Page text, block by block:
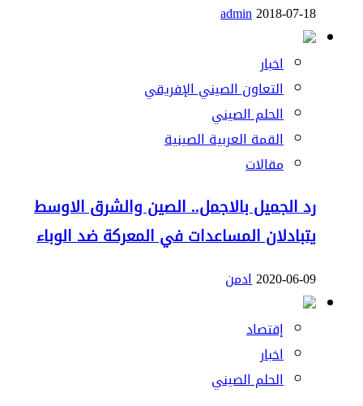
2018-07-18
admin
اخبار
التعاون الصيني الإفريقي
الحلم الصيني
القمة العربية الصينية
مقالات
رد الجميل بالاجمل.. الصين والشرق الاوسط
يتبادلان المساعدات في المعركة ضد الوباء
2020-06-09ادمن
إقتصاد
اخبار
الحلم الصيني